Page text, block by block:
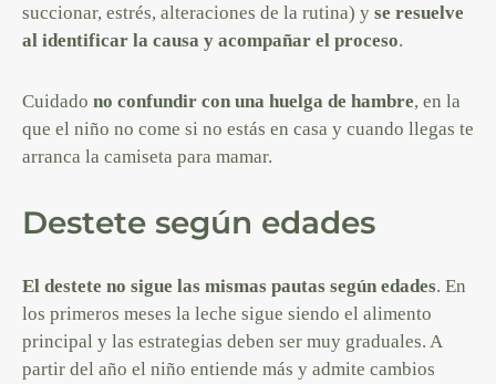
succionar, estrés, alteraciones de la rutina) y se resuelve
al identificar la causa y acompañar el proceso.
Cuidado no confundir con una huelga de hambre, en la
que el niño no come si no estás en casa y cuando llegas te
arranca la camiseta para mamar.
Destete según edades
El destete no sigue las mismas pautas según edades. En
los primeros meses la leche sigue siendo el alimento
principal y las estrategias deben ser muy graduales. A
partir del año el niño entiende más y admite cambios